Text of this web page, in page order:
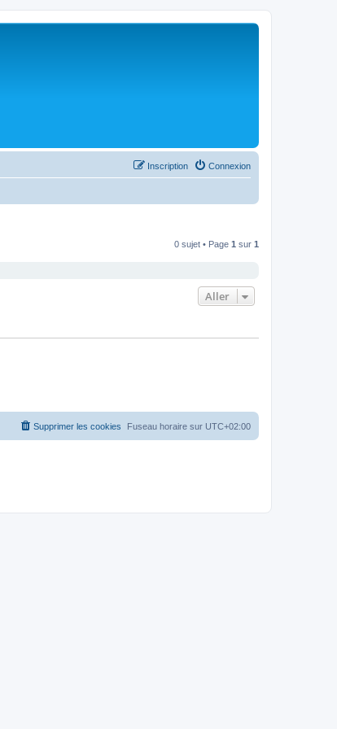
Connexion
Inscription
0 sujet • Page 1 sur 1
Aller
Fuseau horaire sur UTC+02:00
Supprimer les cookies